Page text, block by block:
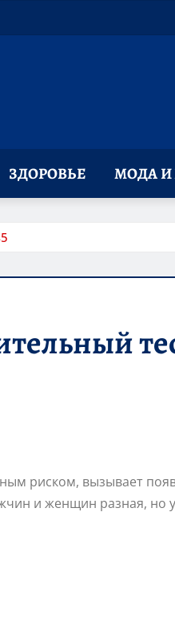
ЗДОРОВЬЕ МОДА И
риском, вызывает
и женщин разная, но